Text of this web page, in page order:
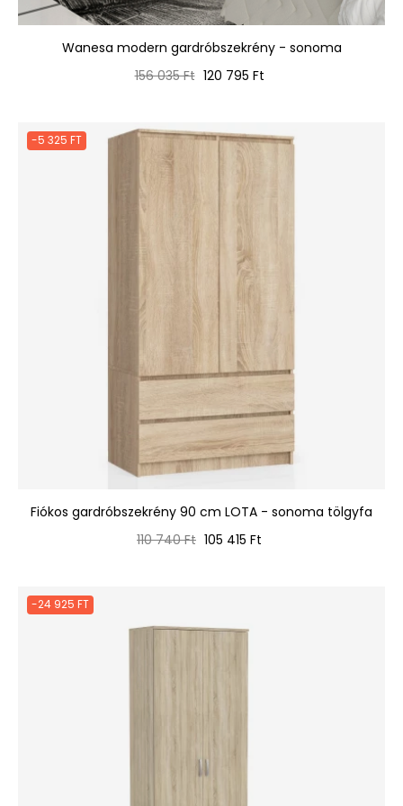
Wanesa modern gardróbszekrény - sonoma
Normál
156 035 Ft Ár
120 795 Ft
-5 325 FT
Fiókos gardróbszekrény 90 cm LOTA - sonoma tölgyfa
Normál
110 740 Ft Ár
105 415 Ft
-24 925 FT